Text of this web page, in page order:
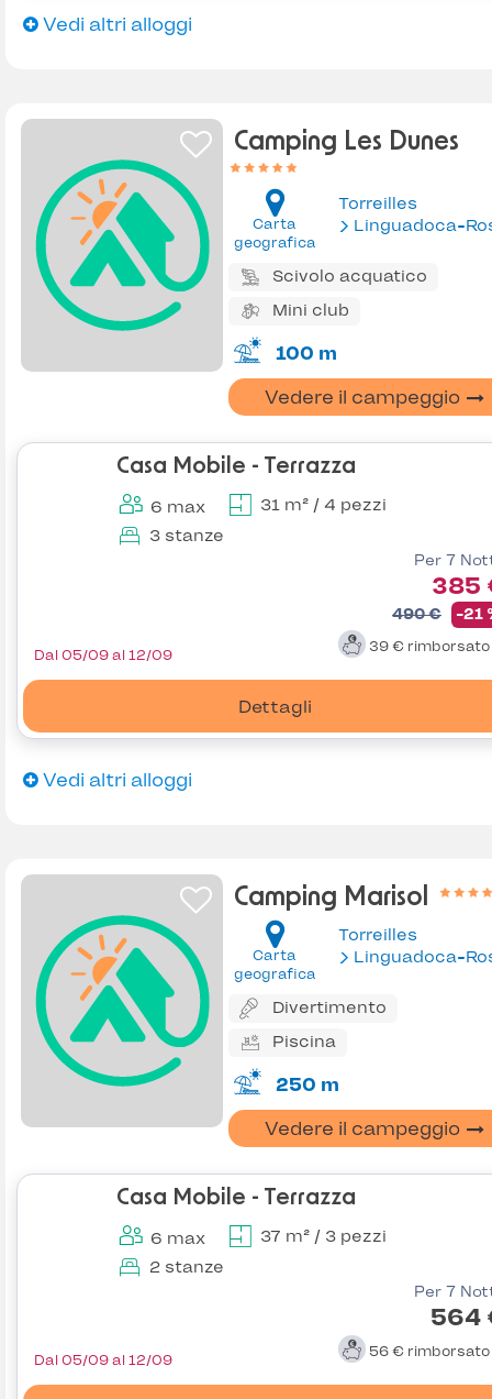
Vedi altri alloggi
Camping Les Dunes
Carta
geografica
Torreilles
Linguadoca-
Scivolo acquatico
Mini club
100 m
Vedere il campeggio
Casa Mobile - Terrazza
6 max
31 m² / 4 pezzi
3 stanze
Per 7
385
490 € -21
39 € rimborsato
Dettagli
Dal 05/09 al 12/09
Vedi altri alloggi
Camping Marisol
Carta
geografica
Torreilles
Linguadoca-
Divertimento
Piscina
250 m
Vedere il campeggio
Casa Mobile - Terrazza
6 max
37 m² / 3 pezzi
2 stanze
Per 7
564
56 € rimborsato
Dal 05/09 al 12/09